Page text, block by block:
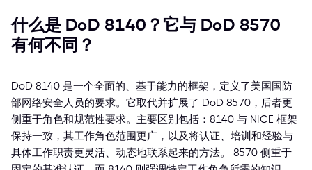
什么是 DoD 8140？它与 DoD 8570
有何不同？
DoD 8140 是一个全面的、基于能力的框架，定义了美国国防
部网络安全人员的要求。它取代并扩展了 DoD 8570，后者更
侧重于角色和规范性要求。主要区别包括：8140 与 NICE 框架
保持一致，其工作角色范围更广，以及将认证、培训和经验与
具体工作职责更灵活、动态地联系起来的方法。 8570 侧重于